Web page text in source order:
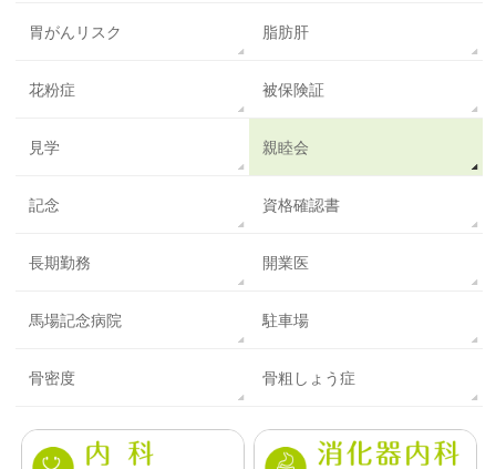
胃がんリスク 脂肪肝
花粉症 被保険証
見学 親睦会
記念 資格確認書
長期勤務 開業医
馬場記念病院 駐車場
骨密度 骨粗しょう症